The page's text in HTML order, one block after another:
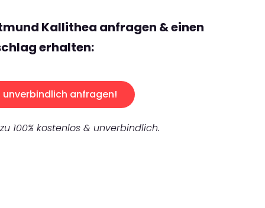
Kallithea anfragen & einen
erhalten:
unverbindlich anfragen!
100% kostenlos & unverbindlich.